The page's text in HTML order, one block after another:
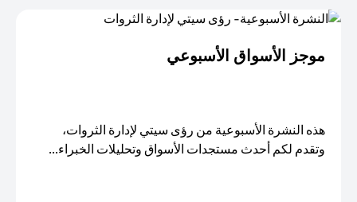
موجز الأسواق الأسبوعي
هذه النشرة الأسبوعية من رؤى سيتي لإدارة الثروات،
وتقدم لكم أحدث مستجدات الأسواق وتحليلات الخبراء...